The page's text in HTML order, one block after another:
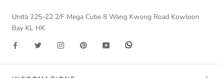
Unità 225-22 2/F Mega Cube 8 Wang Kwong Road Kowloon
Bay KL HK